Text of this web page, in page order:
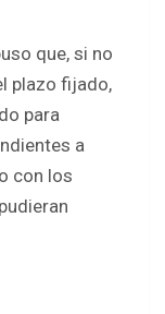
que, si no
plazo fijado,
para
a
con los